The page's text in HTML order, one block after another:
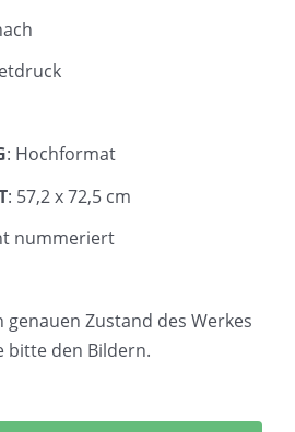
: Hochformat
: 57,2 x 72,5 cm
nummeriert
genauen Zustand des Werkes
bitte den Bildern.